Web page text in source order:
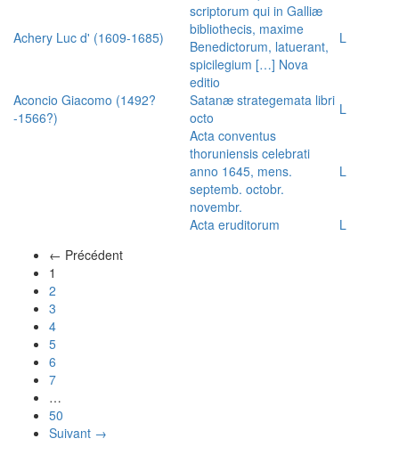
Achery Luc d' (1609-1685)
scriptorum qui in Galliæ
bibliothecis, maxime
Benedictorum, latuerant,
spicilegium […] Nova
editio
L
Aconcio Giacomo (1492?
-1566?)
Satanæ strategemata libri
octo
L
Acta conventus
thoruniensis celebrati
anno 1645, mens.
septemb. octobr.
novembr.
L
Acta eruditorum
L
← Précédent
1
2
3
4
5
6
7
…
50
Suivant →